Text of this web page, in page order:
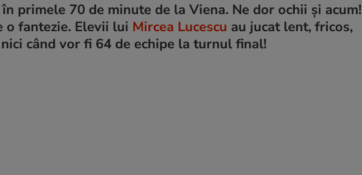
primele 70 de minute de la Viena. Ne dor ochii și acum!
o fantezie. Elevii lui Mircea Lucescu au jucat lent, fricos,
când vor fi 64 de echipe la turnul final!